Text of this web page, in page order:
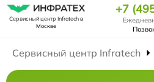
Сервисный центр Infratechв
Москве
+7
Сервисный центр Infratech